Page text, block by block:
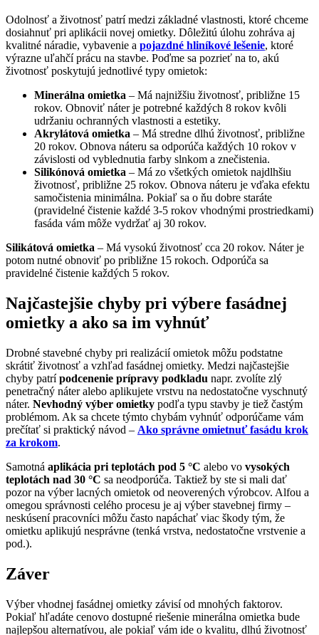
Odolnosť a životnosť patrí medzi základné vlastnosti, ktoré chceme
dosiahnuť pri aplikácii novej omietky. Dôležitú úlohu zohráva aj
kvalitné náradie, vybavenie a pojazdné hliníkové lešenie, ktoré
výrazne uľahčí prácu na stavbe. Poďme sa pozrieť na to, akú
životnosť poskytujú jednotlivé typy omietok:
Minerálna omietka – Má najnižšiu životnosť, približne 15
rokov. Obnoviť náter je potrebné každých 8 rokov kvôli
udržaniu ochranných vlastnosti a estetiky.
Akrylátová omietka – Má stredne dlhú životnosť, približne
20 rokov. Obnova náteru sa odporúča každých 10 rokov v
závislosti od vyblednutia farby slnkom a znečistenia.
Silikónová omietka – Má zo všetkých omietok najdlhšiu
životnosť, približne 25 rokov. Obnova náteru je vďaka efektu
samočistenia minimálna. Pokiaľ sa o ňu dobre staráte
(pravidelné čistenie každé 3-5 rokov vhodnými prostriedkami)
fasáda vám môže vydržať aj 30 rokov.
Silikátová omietka – Má vysokú životnosť cca 20 rokov. Náter je
potom nutné obnoviť po približne 15 rokoch. Odporúča sa
pravidelné čistenie každých 5 rokov.
Najčastejšie chyby pri výbere fasádnej
omietky a ako sa im vyhnúť
Drobné stavebné chyby pri realizácií omietok môžu podstatne
skrátiť životnosť a vzhľad fasádnej omietky. Medzi najčastejšie
chyby patrípodcenenie prípravy podkladu napr. zvolíte zlý
penetračný náter alebo aplikujete vrstvu na nedostatočne vyschnutý
náter. Nevhodný výber omietky podľa typu stavby je tiež častým
problémom. Ak sa chcete týmto chybám vyhnúť odporúčame vám
prečítať si praktický návod – Ako správne omietnuť fasádu krok
za krokom.
Samotná aplikácia pri teplotách pod 5 °C alebo vo vysokých
teplotách nad 30 °C sa neodporúča. Taktiež by ste si mali dať
pozor na výber lacných omietok od neoverených výrobcov. Alfou a
omegou správnosti celého procesu je aj výber stavebnej firmy –
neskúsení pracovníci môžu často napáchať viac škody tým, že
omietku aplikujú nesprávne (tenká vrstva, nedostatočne vrstvenie a
pod.).
Záver
Výber vhodnej fasádnej omietky závisí od mnohých faktorov.
Pokiaľ hľadáte cenovo dostupné riešenie minerálna omietka bude
najlepšou alternatívou, ale pokiaľ vám ide o kvalitu, dlhú životnosť